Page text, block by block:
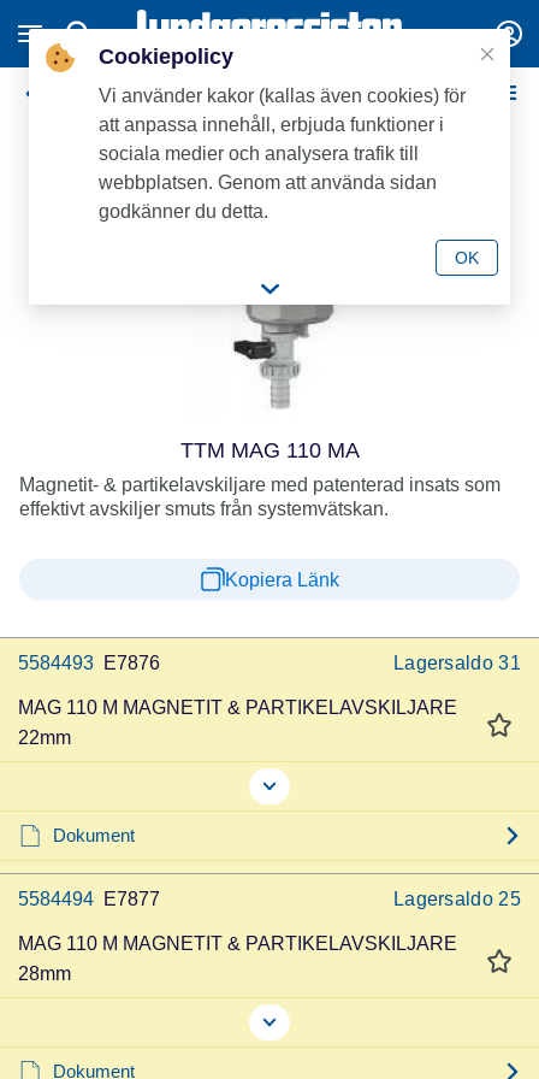
Avgasare / termometrar
TTM MAG 110 MA
Magnetit- & partikelavskiljare med patenterad insats som
effektivt avskiljer smuts från systemvätskan.
Kopiera Länk
5584493 E7876 Lagersaldo 31
MAG 110 M MAGNETIT & PARTIKELAVSKILJARE
22mm
Dokument
5584494 E7877 Lagersaldo 25
MAG 110 M MAGNETIT & PARTIKELAVSKILJARE
28mm
Dokument
Cookiepolicy
Vi använder kakor (kallas även cookies) för
att anpassa innehåll, erbjuda funktioner i
sociala medier och analysera trafik till
webbplatsen. Genom att använda sidan
godkänner du detta.
OK